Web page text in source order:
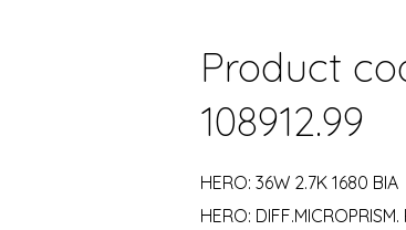
Product
108912.99
HERO: 36W 2.7K 1680 BIA
HERO: DIFF.MICROPRISM.